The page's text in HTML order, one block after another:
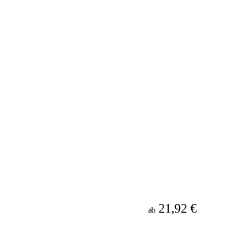
ab 21,92 €